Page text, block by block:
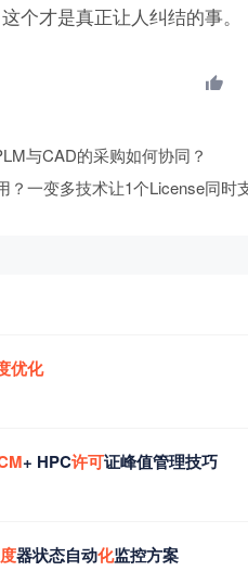
这个才是真正让人纠结的事。
与CAD的采购如何协同？
？一变多技术让1个License同时
优化
+ HPC许可证峰值管理技巧
度器状态自动化监控方案